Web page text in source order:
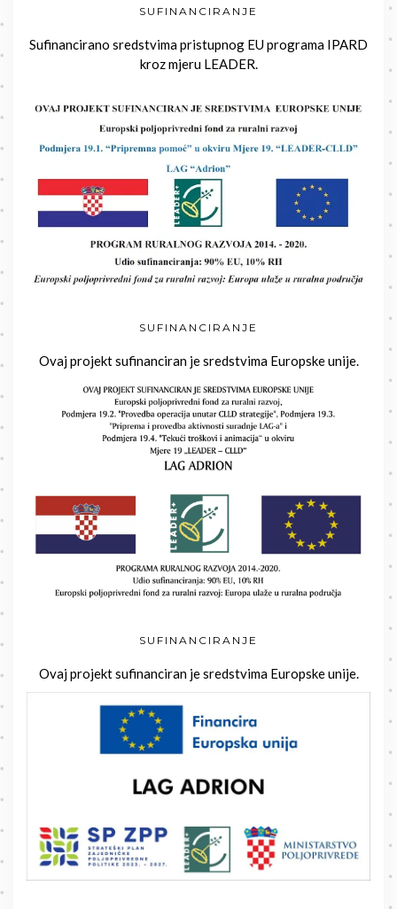
SUFINANCIRANJE
Sufinancirano sredstvima pristupnog EU programa IPARD
kroz mjeru LEADER.
SUFINANCIRANJE
Ovaj projekt sufinanciran je sredstvima Europske unije.
SUFINANCIRANJE
Ovaj projekt sufinanciran je sredstvima Europske unije.